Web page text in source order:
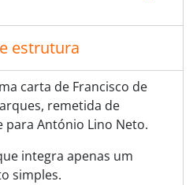
- Ministério da Instrução Pública, 1921 - ?
- Ministério das Obras Públicas, 1910 - ?
- Ministério dos Negócios Estrangeiros, 1921 - ?
- Miranda, cónego Francisco de, 1952 - ?
230 - Mirrado, Samuel, 1909 - ?
- Missionários do Espírito Santo em Lisboa, 1953 - ?
232 - Moniz, Egas, 1921 - 1938
233 - Monteiro, Armindo, 1931 - ?
estrutura
carta de Francisco de
remetida de
para António Lino Neto.
integra apenas um
simples.